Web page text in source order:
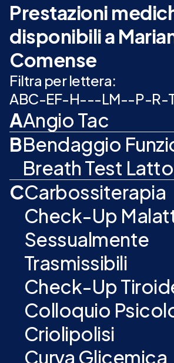
Prestazioni
disponibili a
Comense
Filtra per lettera:
ABC-EF-H---LM--P-R-
AAngio Tac
BBendaggio
Breath Test
CCarbossiterapia
Check-Up
Sessualmente
Trasmissibili
Check-Up
Colloquio
Criolipolisi
Curva Glicemica